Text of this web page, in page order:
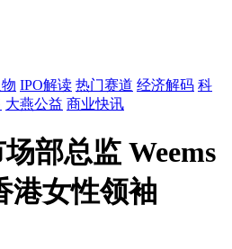
IPO解读 热门赛道 经济解码 科
大燕公益 商业快讯
部总监 Weems
港女性领袖